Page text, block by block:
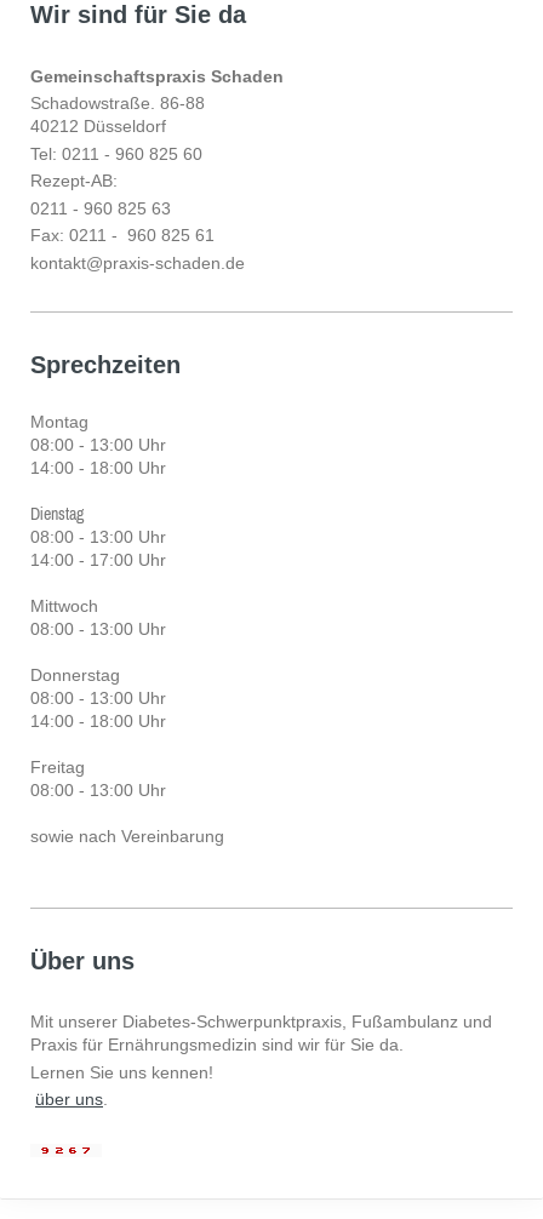
Wir sind für Sie da
Gemeinschaftspraxis Schaden
Schadowstraße. 86-88
40212 Düsseldorf
Tel: 0211 - 960 825 60
Rezept-AB:
0211 - 960 825 63
Fax: 0211 - 960 825 61
kontakt@praxis-schaden.de
Sprechzeiten
Montag
08:00 - 13:00 Uhr
14:00 - 18:00 Uhr
Dienstag
08:00 - 13:00 Uhr
14:00 - 17:00 Uhr
Mittwoch
08:00 - 13:00 Uhr
Donnerstag
08:00 - 13:00 Uhr
14:00 - 18:00 Uhr
Freitag
08:00 - 13:00 Uhr
sowie nach Vereinbarung
Über uns
Mit unserer Diabetes-Schwerpunktpraxis, Fußambulanz und
Praxis für Ernährungsmedizin sind wir für Sie da.
Lernen Sie uns kennen!
über uns